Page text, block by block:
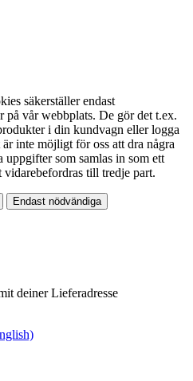
säkerställer endast
på vår webbplats. De gör det t.ex.
i din kundvagn eller logga
inte möjligt för oss att dra några
uppgifter som samlas in som ett
till tredje part.
Endast nödvändiga
deiner Lieferadresse